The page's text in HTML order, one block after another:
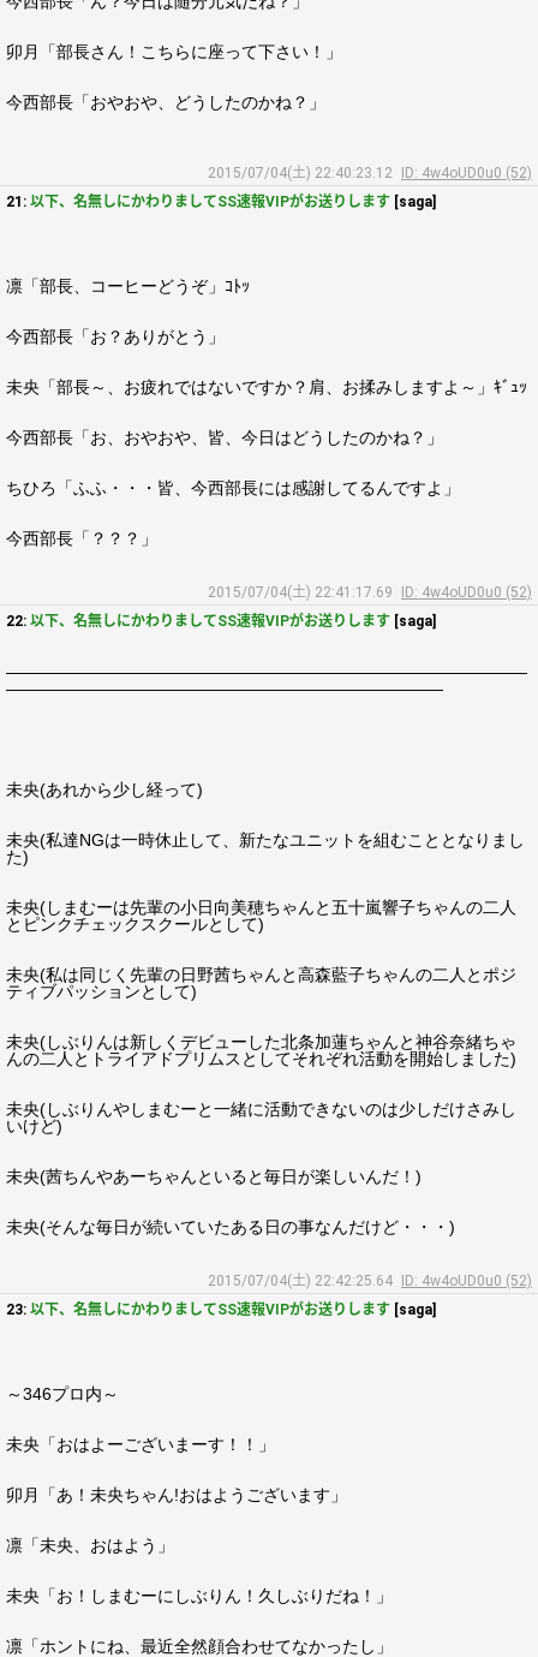
卯月「部長さん！こちらに座って下さい！」
今西部長「おやおや、どうしたのかね？」
2015/07/04(土) 22:40:23.12
ID: 4w4oUD0u0 (52)
21: 以下、名無しにかわりましてSS速報VIPがお送りします [saga]
凛「部長、コーヒーどうぞ」ｺﾄｯ
今西部長「お？ありがとう」
未央「部長～、お疲れではないですか？肩、お揉みしますよ～」ｷﾞｭｯ
今西部長「お、おやおや、皆、今日はどうしたのかね？」
ちひろ「ふふ・・・皆、今西部長には感謝してるんですよ」
今西部長「？？？」
2015/07/04(土) 22:41:17.69
ID: 4w4oUD0u0 (52)
22: 以下、名無しにかわりましてSS速報VIPがお送りします [saga]
―――――――――――――――――――――――――――――――
――――――――――――――――――――――――――
未央(あれから少し経って)
未央(私達NGは一時休止して、新たなユニットを組むこととなりまし
た)
未央(しまむーは先輩の小日向美穂ちゃんと五十嵐響子ちゃんの二人
とピンクチェックスクールとして)
未央(私は同じく先輩の日野茜ちゃんと高森藍子ちゃんの二人とポジ
ティブパッションとして)
未央(しぶりんは新しくデビューした北条加蓮ちゃんと神谷奈緒ちゃ
んの二人とトライアドプリムスとしてそれぞれ活動を開始しました)
未央(しぶりんやしまむーと一緒に活動できないのは少しだけさみし
いけど)
未央(茜ちんやあーちゃんといると毎日が楽しいんだ！)
未央(そんな毎日が続いていたある日の事なんだけど・・・)
2015/07/04(土) 22:42:25.64
ID: 4w4oUD0u0 (52)
23: 以下、名無しにかわりましてSS速報VIPがお送りします [saga]
～346プロ内～
未央「おはよーございまーす！！」
卯月「あ！未央ちゃん!おはようございます」
凛「未央、おはよう」
未央「お！しまむーにしぶりん！久しぶりだね！」
凛「ホントにね、最近全然顔合わせてなかったし」